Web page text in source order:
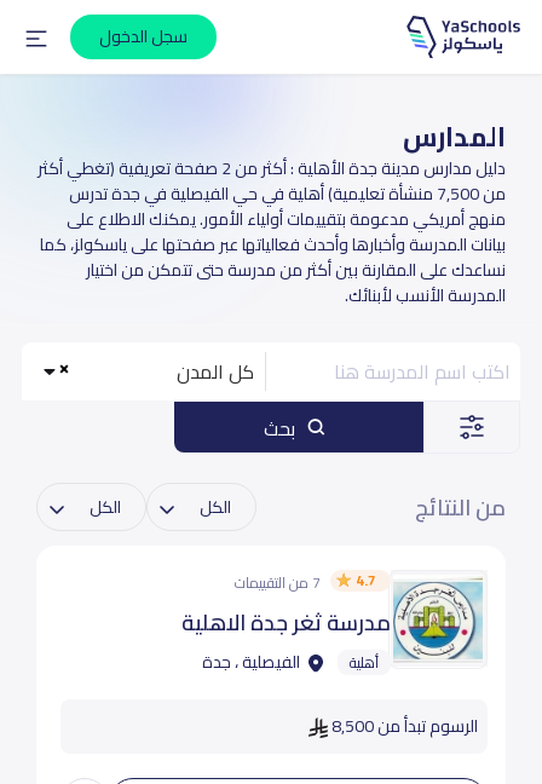
سجل الدخول
المدارس
دليل مدارس مدينة جدة الأهلية : أكثر من 2 صفحة تعريفية (تغطي أكثر
من 7,500 منشأة تعليمية) أهلية في حي الفيصلية في جدة تدرس
منهج أمريكي مدعومة بتقييمات أولياء الأمور. يمكنك الاطلاع على
بيانات المدرسة وأخبارها وأحدث فعالياتها عبر صفحتها على ياسكولز، كما
نساعدك على المقارنة بين أكثر من مدرسة حتى تتمكن من اختيار
المدرسة الأنسب لأبنائك.
كل المدن
من النتائج
4.7 7 من التقييمات
مدرسة ثغر جدة الاهلية
أهلية الفيصلية ، جدة
الرسوم تبدأ من 8,500